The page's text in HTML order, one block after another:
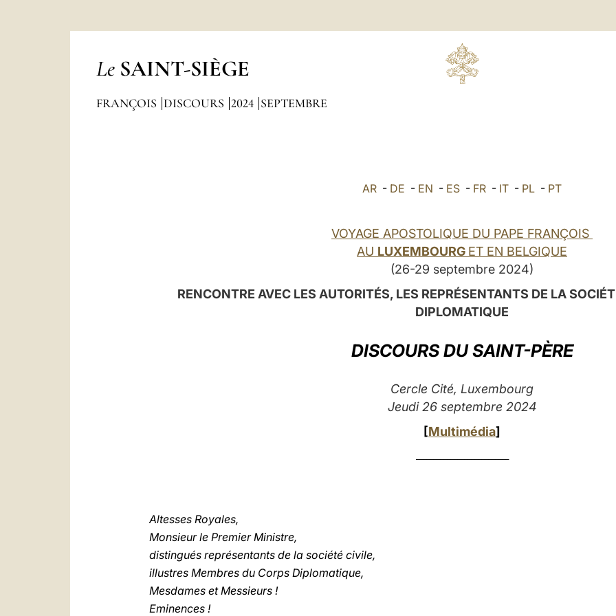
Le SAINT-SIÈGE
FRANÇOIS DISCOURS 2024 SEPTEMBRE
AR - DE - EN - ES - FR - IT - PL - PT
VOYAGE APOSTOLIQUE DU PAPE FRANÇOIS
AU LUXEMBOURG ET EN BELGIQUE
(26-29 septembre 2024)
RENCONTRE AVEC LES AUTORITÉS, LES REPRÉSENTANTS DE LA
DIPLOMATIQUE
DISCOURS DU SAINT-PÈRE
Cercle Cité, Luxembourg
Jeudi 26 septembre 2024
[Multimédia]
Altesses Royales,
Monsieur le Premier Ministre,
distingués représentants de la société civile,
illustres Membres du Corps Diplomatique,
Mesdames et Messieurs !
Eminences !